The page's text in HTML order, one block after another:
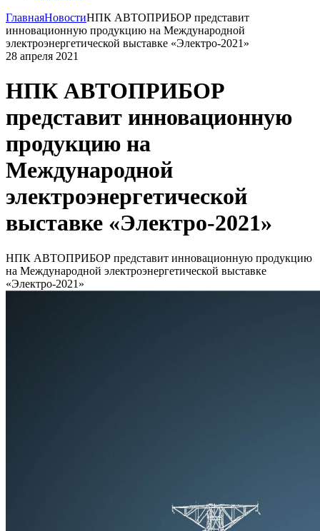
ГлавнаяНовостиНПК АВТОПРИБОР представит
инновационную продукцию на Международной
электроэнергетической выставке «Электро-2021»
28 апреля 2021
НПК АВТОПРИБОР
представит инновационную
продукцию на
Международной
электроэнергетической
выставке «Электро-2021»
НПК АВТОПРИБОР представит инновационную продукцию
на Международной электроэнергетической выставке
«Электро-2021»